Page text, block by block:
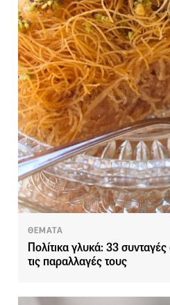
ΘΕΜΑΤΑ
Πολίτικα γλυκά: 33 συνταγές
τις παραλλαγές τους